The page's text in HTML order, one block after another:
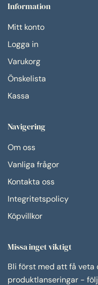
Information
Mitt konto
Logga in
Varukorg
Önskelista
Kassa
Navigering
Om oss
Vanliga frågor
Kontakta oss
Integritetspolicy
Köpvillkor
Missa inget viktigt
Bli först med att få veta
produktlanseringar -